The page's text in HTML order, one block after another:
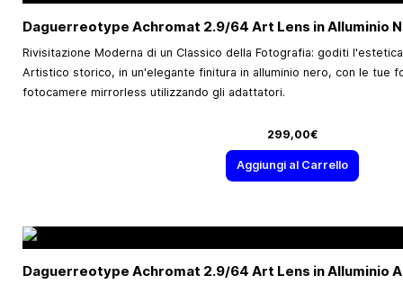
Daguerreotype Achromat 2.9/64 Art Lens in Alluminio
Rivisitazione Moderna di un Classico della Fotografia: goditi
Artistico storico, in un'elegante finitura in alluminio nero, con le tue
fotocamere mirrorless utilizzando gli adattatori.
299,00€
Aggiungi al Carrello
Daguerreotype Achromat 2.9/64 Art Lens in Alluminio